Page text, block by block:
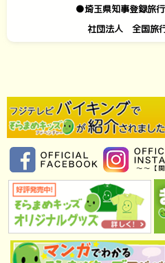
●埼玉県知事登録旅
社団法人 全国旅